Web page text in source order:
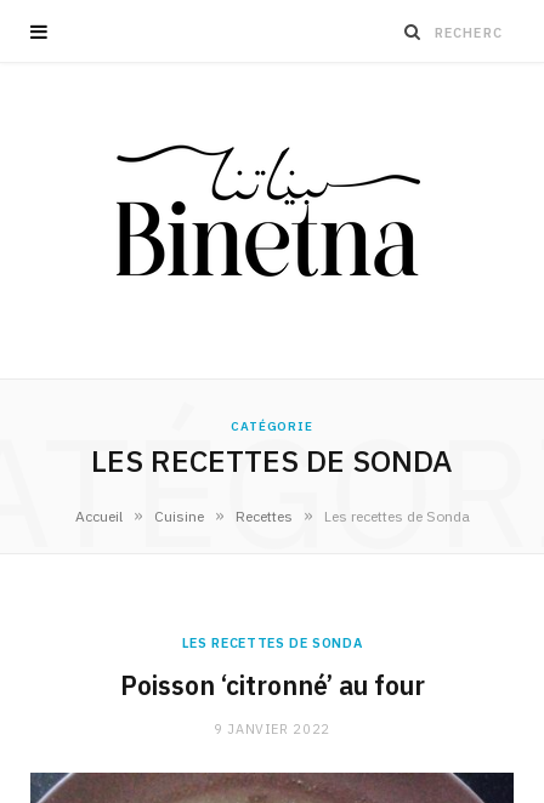
CATÉGORIE
LES RECETTES DE SONDA
Accueil » Cuisine » Recettes » Les recettes de Sonda
LES RECETTES DE SONDA
Poisson ‘citronné’ au four
9 JANVIER 2022